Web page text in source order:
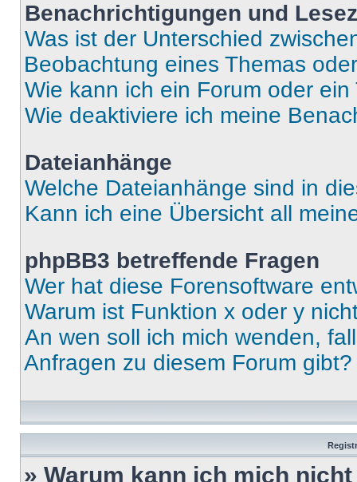
Benachrichtigungen und
Was ist der Unterschied
Beobachtung eines Themas
Wie kann ich ein Forum oder
Wie deaktiviere ich meine
Dateianhänge
Welche Dateianhänge sind in
Kann ich eine Übersicht all
phpBB3 betreffende Fragen
Wer hat diese Forensoftware
Warum ist Funktion x oder y
An wen soll ich mich wenden,
Anfragen zu diesem Forum gibt?
» Warum kann ich mich